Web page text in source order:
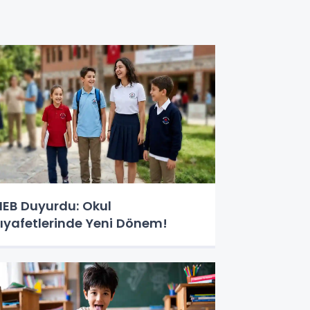
Duyurdu: Okul
Yeni Dönem!